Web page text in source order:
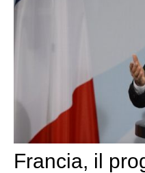
Francia, il